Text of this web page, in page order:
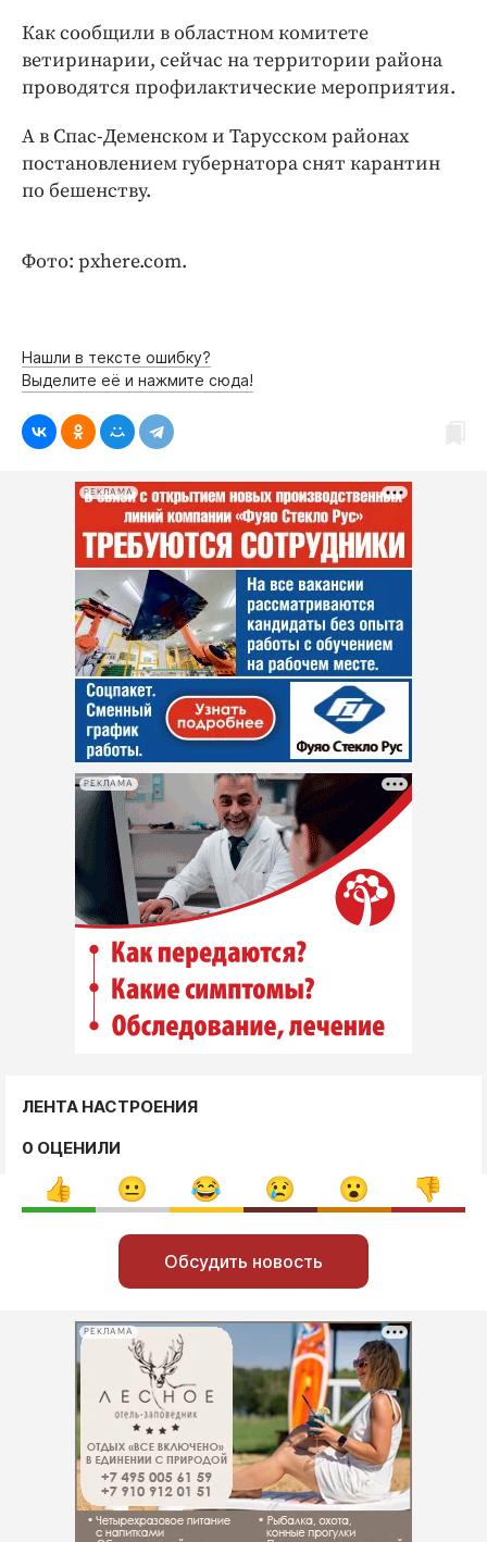
Издания
Медиаперсона
Интересное чтиво
Бренд года
Работодатель года
Как сообщили в областном комитете
ветиринарии, сейчас на территории района
проводятся профилактические мероприятия.
А в Спас-Деменском и Тарусском районах
постановлением губернатора снят карантин
по бешенству.
Фото: pxhere.com.
Нашли в тексте ошибку?
Выделите её и нажмите сюда!
РЕКЛАМА
РЕКЛАМА
ЛЕНТА НАСТРОЕНИЯ
0 ОЦЕНИЛИ
Обсудить новость
РЕКЛАМА